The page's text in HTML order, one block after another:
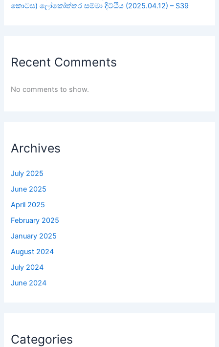
කොටස) ලෝකෝත්තර සම්මා දිට්ඨිය (2025.04.12) – S39
Recent Comments
No comments to show.
Archives
July 2025
June 2025
April 2025
February 2025
January 2025
August 2024
July 2024
June 2024
Categories